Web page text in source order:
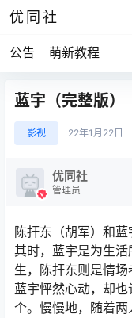
优同社
公告 萌新教程
蓝宇（完整版）
影视 22年1月22日
优同社
管理员
陈扞东（胡军）和蓝
其时，蓝宇是为生
生，陈扞东则是情场
蓝宇怦然心动，却
个。慢慢地，随着